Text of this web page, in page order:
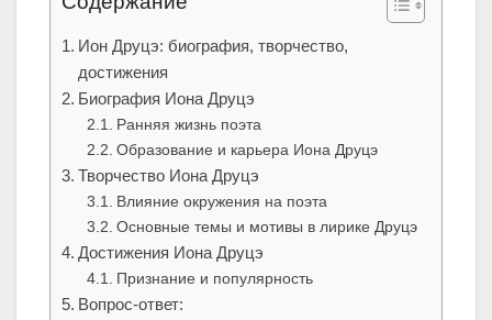
Ион Друцэ: биография, творчество,
достижения
Биография Иона Друцэ
Ранняя жизнь поэта
Образование и карьера Иона Друцэ
Творчество Иона Друцэ
Влияние окружения на поэта
Основные темы и мотивы в лирике Друцэ
Достижения Иона Друцэ
Признание и популярность
Вопрос-ответ: